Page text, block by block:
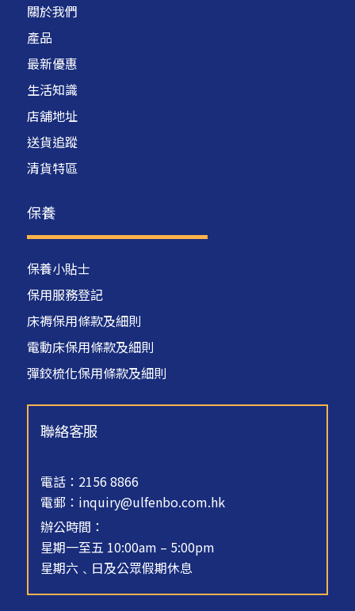
關於我們
產品
最新優惠
生活知識
店舖地址
送貨追蹤
清貨特區
保養
保養小貼士
保用服務登記
床褥保用條款及細則
電動床保用條款及細則
彈鉸梳化保用條款及細則
聯絡客服
電話：2156 8866
電郵： inquiry@ulfenbo.com.hk
辦公時間：
星期一至五 10:00am – 5:00pm
星期六﹑日及公眾假期休息